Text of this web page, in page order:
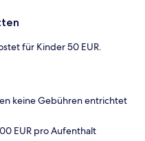
für Kinder 50 EUR.
keine Gebühren entrichtet
EUR pro Aufenthalt